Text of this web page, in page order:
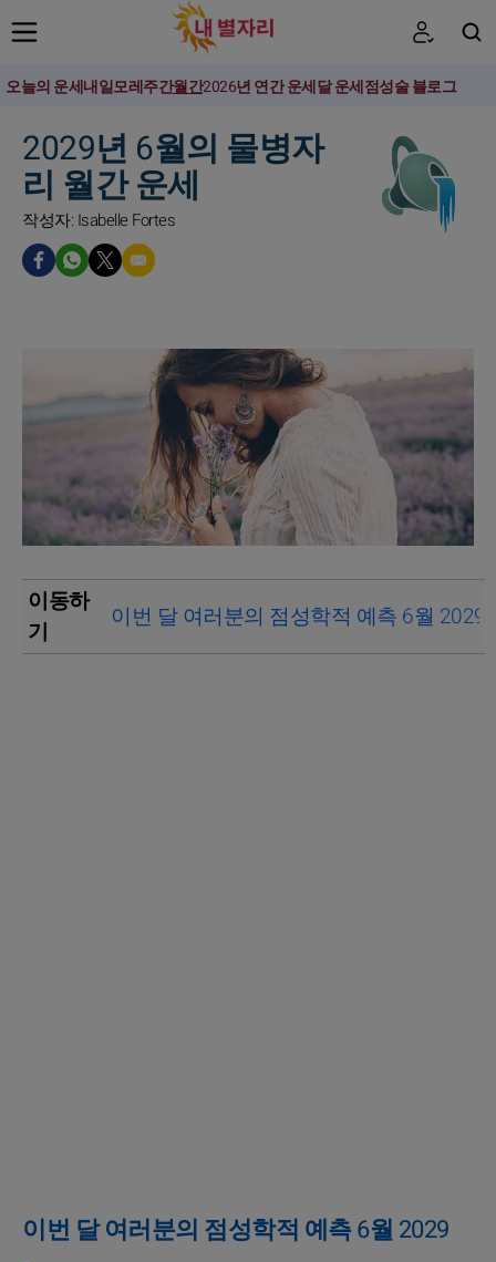
오늘의 운세내일모레주간월간2026년 연간 운세달 운세점성술 블로그
2029년 6월의 물병자
리 월간 운세
작성자: Isabelle Fortes
이동하
기
이번 달 여러분의 점성학적 예측 6월 2029
이번 달 여러분의 점성학적 예측 6월 2029